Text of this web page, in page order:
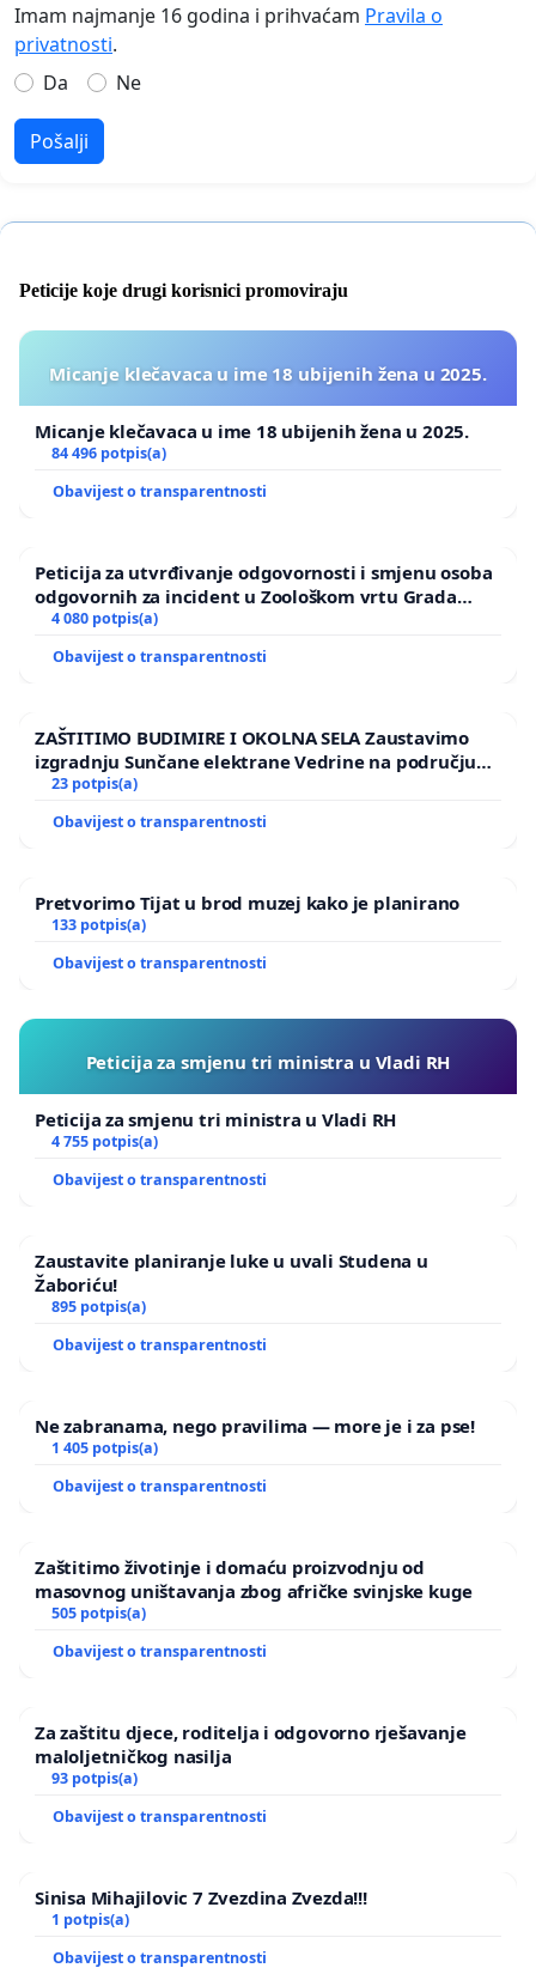
Imam najmanje 16 godina i prihvaćam Pravila o
privatnosti.
Da
Ne
Pošalji
Peticije koje drugi korisnici promoviraju
Micanje klečavaca u ime 18 ubijenih žena u 2025.
Micanje klečavaca u ime 18 ubijenih žena u 2025.
84 496 potpis(a)
Obavijest o transparentnosti
Peticija za utvrđivanje odgovornosti i smjenu osoba
odgovornih za incident u Zoološkom vrtu Grada
Zagreba
4 080 potpis(a)
Obavijest o transparentnosti
ZAŠTITIMO BUDIMIRE I OKOLNA SELA Zaustavimo
izgradnju Sunčane elektrane Vedrine na području
Ugljana
23 potpis(a)
Obavijest o transparentnosti
Pretvorimo Tijat u brod muzej kako je planirano
133 potpis(a)
Obavijest o transparentnosti
Peticija za smjenu tri ministra u Vladi RH
Peticija za smjenu tri ministra u Vladi RH
4 755 potpis(a)
Obavijest o transparentnosti
Zaustavite planiranje luke u uvali Studena u
Žaboriću!
895 potpis(a)
Obavijest o transparentnosti
Ne zabranama, nego pravilima — more je i za pse!
1 405 potpis(a)
Obavijest o transparentnosti
Zaštitimo životinje i domaću proizvodnju od
masovnog uništavanja zbog afričke svinjske kuge
505 potpis(a)
Obavijest o transparentnosti
Za zaštitu djece, roditelja i odgovorno rješavanje
maloljetničkog nasilja
93 potpis(a)
Obavijest o transparentnosti
Sinisa Mihajilovic 7 Zvezdina Zvezda!!!
1 potpis(a)
Obavijest o transparentnosti